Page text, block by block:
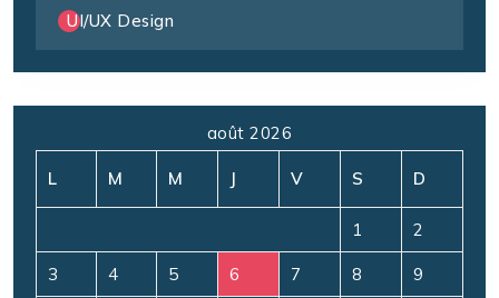
UI/UX Design
août 2026
L M M J V S D
1 2
3 4 5 6 7 8 9